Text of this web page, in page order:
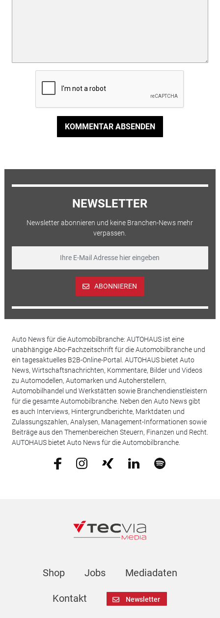
KOMMENTAR ABSENDEN
NEWSLETTER
Newsletter abonnieren und keine Branchen-News mehr
verpassen.
ABONNIEREN
Auto News für die Automobilbranche: AUTOHAUS ist eine
unabhängige Abo-Fachzeitschrift für die Automobilbranche und
ein tagesaktuelles B2B-Online-Portal. AUTOHAUS bietet Auto
News, Wirtschaftsnachrichten, Kommentare, Bilder und Videos
zu Automodellen, Automarken und Autoherstellern,
Automobilhandel und Werkstätten sowie Branchendienstleistern
für die gesamte Automobilbranche. Neben den Auto News gibt
es auch Interviews, Hintergrundberichte, Marktdaten und
Zulassungszahlen, Analysen, Management-Informationen sowie
Beiträge aus den Themenbereichen Steuern, Finanzen und Recht.
AUTOHAUS bietet Auto News für die Automobilbranche.
Shop Jobs Mediadaten
Kontakt Newsletter